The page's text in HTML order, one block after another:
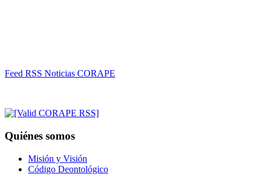
Feed RSS Noticias CORAPE
Quiénes somos
Misión y Visión
Código Deontológico